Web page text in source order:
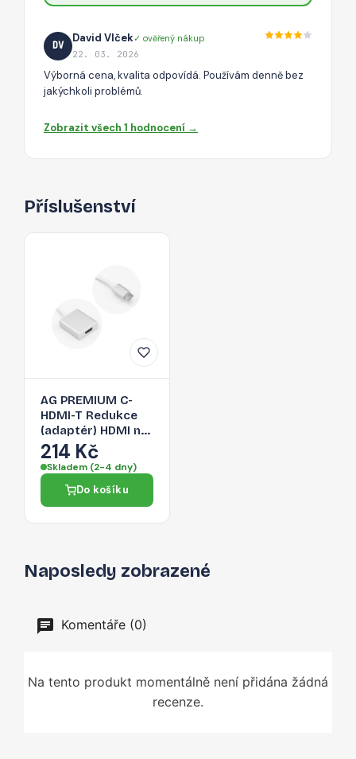
DV
David Vlček✓ ověřený nákup
22. 03. 2026
Výborná cena, kvalita odpovídá. Používám denně bez
jakýchkoli problémů.
Zobrazit všech 1 hodnocení →
Příslušenství
AG PREMIUM C-
HDMI-T Redukce
(adaptér) HDMI na
USB-C 3.1, délka
17cm, bílo-stříbrná
214 Kč
Skladem (2-4 dny)
Do košíku
Naposledy zobrazené
Komentáře (0)
Na tento produkt momentálně není přidána žádná
recenze.